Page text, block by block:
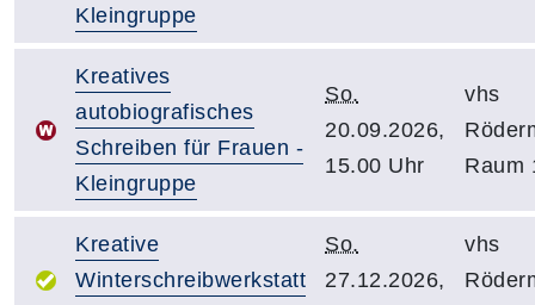
Kleingruppe
Kreatives
autobiografisches
Schreiben für Frauen -
Kleingruppe
So.
20.09.2026,
15.00 Uhr
vhs
Raum
Kreative
Winterschreibwerkstatt
So.
27.12.2026,
vhs